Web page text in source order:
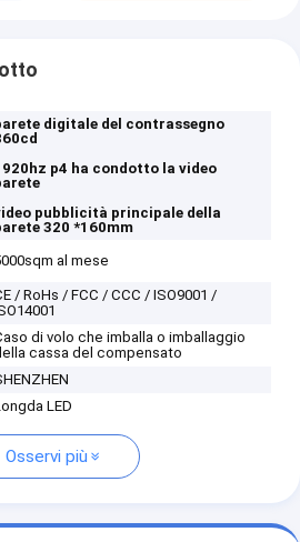
digitale del contrassegno
p4 ha condotto la video
pubblicità principale della
320 *160mm
al mese
/ RoHs / FCC / CCC / ISO9001 /
di volo che imballa o imballaggio
cassa del compensato
LED
Osservi più